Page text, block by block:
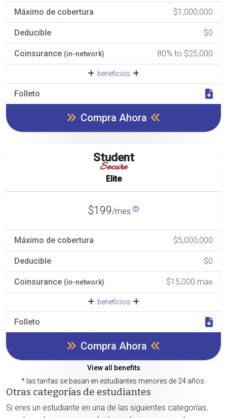
Máximo de cobertura $1,000,000
Deducible $0
Coinsurance (in-network) 80% to $25,000
beneficios
Folleto
Compra Ahora
Student
Secure
Elite
$199/mes
Máximo de cobertura $5,000,000
Deducible $0
Coinsurance (in-network) $15,000 max
beneficios
Folleto
Compra Ahora
View all benefits
* las tarifas se basan en estudiantes menores de 24 años.
Otras categorías de estudiantes
Si eres un estudiante en una de las siguientes categorías,